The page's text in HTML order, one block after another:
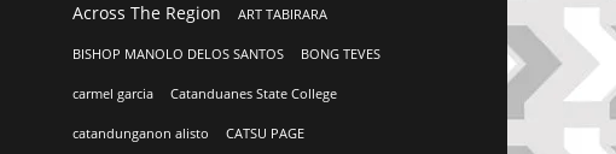
Across The Region ART TABIRARA
BISHOP MANOLO DELOS SANTOS BONG TEVES
carmel garcia Catanduanes State College
catandunganon alisto CATSU PAGE